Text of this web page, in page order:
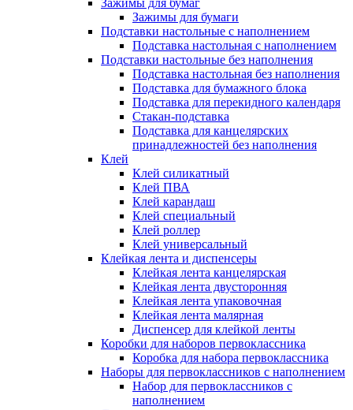
Зажимы для бумаг
Зажимы для бумаги
Подставки настольные с наполнением
Подставка настольная с наполнением
Подставки настольные без наполнения
Подставка настольная без наполнения
Подставка для бумажного блока
Подставка для перекидного календаря
Стакан-подставка
Подставка для канцелярских
принадлежностей без наполнения
Клей
Клей силикатный
Клей ПВА
Клей карандаш
Клей специальный
Клей роллер
Клей универсальный
Клейкая лента и диспенсеры
Клейкая лента канцелярская
Клейкая лента двусторонняя
Клейкая лента упаковочная
Клейкая лента малярная
Диспенсер для клейкой ленты
Коробки для наборов первоклассника
Коробка для набора первоклассника
Наборы для первоклассников с наполнением
Набор для первоклассников с
наполнением